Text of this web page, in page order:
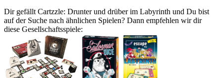
Dir gefällt Cartzzle: Drunter und drüber im Labyrinth und Du bist
auf der Suche nach ähnlichen Spielen? Dann empfehlen wir dir
diese Gesellschaftsspiele: